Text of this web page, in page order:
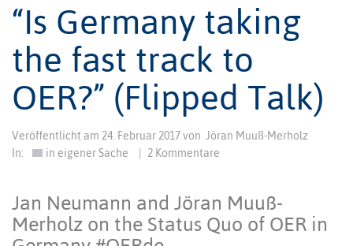
“Is Germany taking
the fast track to
OER?” (Flipped Talk)
Veröffentlicht am 24. Februar 2017von Jöran Muuß-Merholz
In:
in eigener Sache 2 Kommentare
Jan Neumann and Jöran Muuß-
Merholz on the Status Quo of OER in